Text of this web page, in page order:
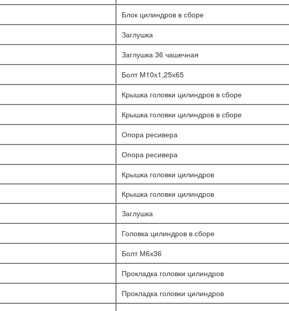
СТОЙКИ ТЕЛЕСКОПИЧЕСКИЕ ПЕРЕДНЕЙ ПОДВЕСКИ
Блок цилиндров в сборе
Заглушка
Заглушка 36 чашечная
Болт М10х1,25х65
Крышка головки цилиндров в сборе
Крышка головки цилиндров в сборе
Опора ресивера
Опора ресивера
Крышка головки цилиндров
Крышка головки цилиндров
Заглушка
Головка цилиндров в сборе
Болт М6х36
Прокладка головки цилиндров
Прокладка головки цилиндров